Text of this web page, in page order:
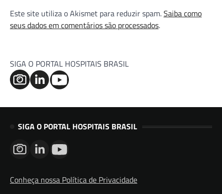
Este site utiliza o Akismet para reduzir spam.Saiba como
seus dados em comentários são processados.
SIGA O PORTAL HOSPITAIS BRASIL
SIGA O PORTAL HOSPITAIS BRASIL
Conheça nossa Política de Privacidade